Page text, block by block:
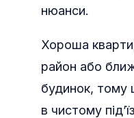
нюанси.
Хороша
район або
будинок,
в чистому